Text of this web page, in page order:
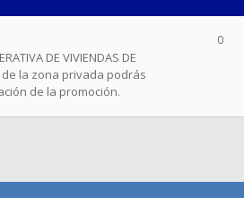
DE VIVIENDAS DE
la zona privada podrás
de la promoción.
0